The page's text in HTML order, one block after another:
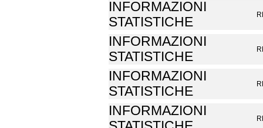
INFORMAZIONI
STATISTICHE
INFORMAZIONI
STATISTICHE
INFORMAZIONI
STATISTICHE
INFORMAZIONI